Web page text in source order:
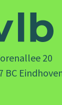
20
BC